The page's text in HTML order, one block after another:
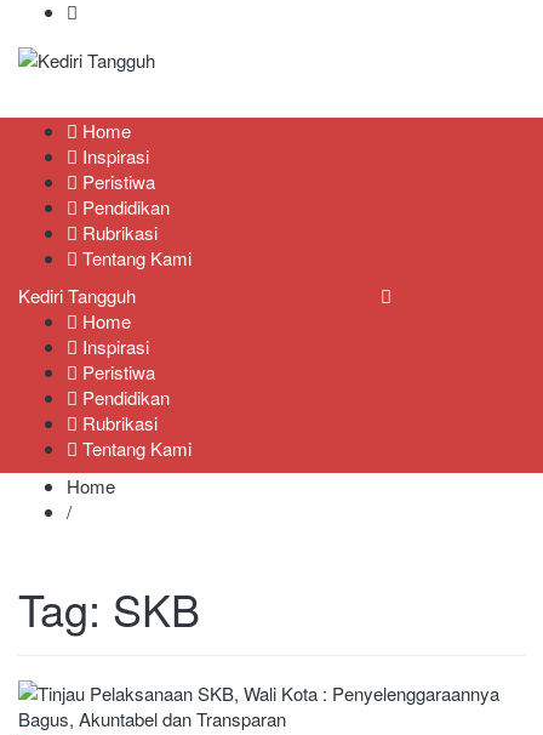
Home
Inspirasi
Peristiwa
Pendidikan
Rubrikasi
Tentang Kami
Kediri Tangguh
Home
Inspirasi
Peristiwa
Pendidikan
Rubrikasi
Tentang Kami
Home
/
Tag: SKB